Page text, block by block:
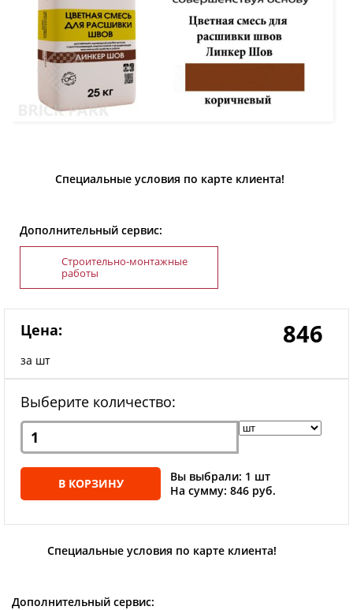
Специальные условия по карте клиента!
Дополнительный сервис:
Строительно-монтажные
работы
Цена:
за шт
846
Выберите количество:
В КОРЗИНУ
Вы выбрали: 1 шт
На сумму: 846 руб.
Специальные условия по карте клиента!
Дополнительный сервис: